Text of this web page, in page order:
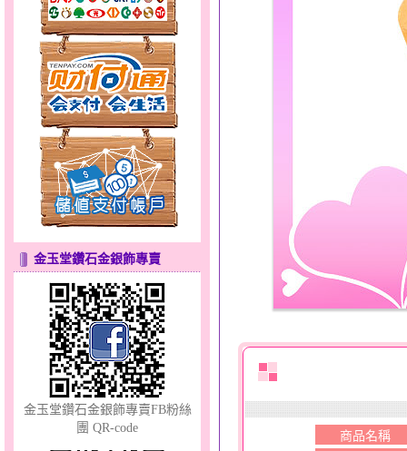
天真Rody～金銀鋼套鍊
分享愛～金銀鋼套鍊
幸福洋溢～金銀鋼套鍊
金玉堂鑽石金銀飾專賣
金玉堂鑽石金銀飾專賣FB粉絲
團 QR-code
商品名稱